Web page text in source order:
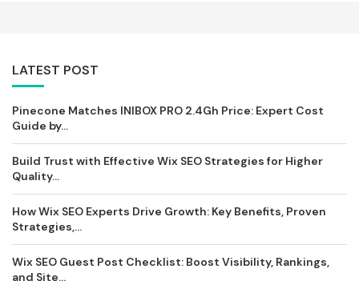
LATEST POST
Pinecone Matches INIBOX PRO 2.4Gh Price: Expert Cost
Guide by...
Build Trust with Effective Wix SEO Strategies for Higher
Quality...
How Wix SEO Experts Drive Growth: Key Benefits, Proven
Strategies,...
Wix SEO Guest Post Checklist: Boost Visibility, Rankings,
and Site...